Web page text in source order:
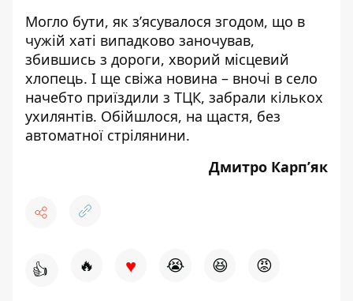
Могло бути, як з’ясувалося згодом, що в
чужій хаті випадково заночував,
збившись з дороги, хворий місцевий
хлопець. І ще свіжа новина – вночі в село
начебто приїздили з ТЦК, забрали кількох
ухилянтів. Обійшлося, на щастя, без
автоматної стрілянини.
Дмитро Карп’як
👍 🔥 ♥ 😭 😆 😡